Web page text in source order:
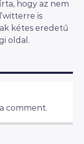
hogy az nem
is
kétes eredetű
oldal.
comment.